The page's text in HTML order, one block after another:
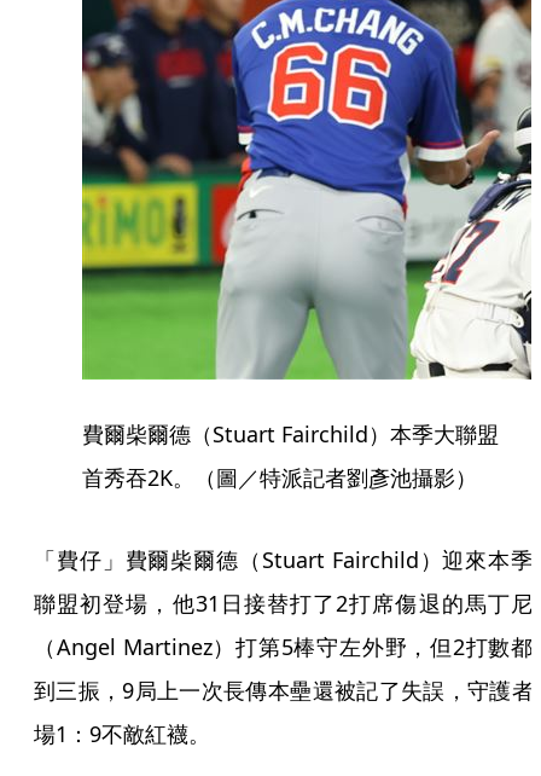
費爾柴爾德（Stuart Fairchild）本季大聯盟
首秀吞2K。（圖／特派記者劉彥池攝影）
「費仔」費爾柴爾德（Stuart Fairchild）迎來本季
聯盟初登場，他31日接替打了2打席傷退的馬丁尼
（Angel Martinez）打第5棒守左外野，但2打數都
到三振，9局上一次長傳本壘還被記了失誤，守護者
場1：9不敵紅襪。